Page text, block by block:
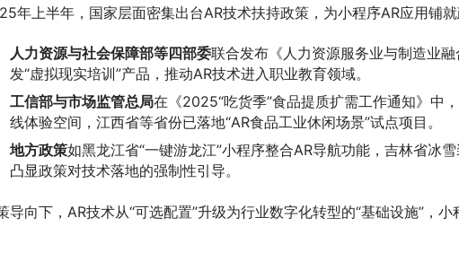
年上半年，国家层面密集出台AR技术扶持政策，为小程序AR应用铺就
人力资源与社会保障部等四部委联合发布《人力资源服务业与制造业
发“虚拟现实培训”产品，推动AR技术进入职业教育领域。
工信部与市场监管总局在《2025“吃货季”食品提质扩需工作通知》中
线体验空间，江西省等省份已落地“AR食品工业休闲场景”试点项目。
地方政策如黑龙江省“一键游龙江”小程序整合AR导航功能，吉林省冰
凸显政策对技术落地的强制性引导。
导向下，AR技术从“可选配置”升级为行业数字化转型的“基础设施”，